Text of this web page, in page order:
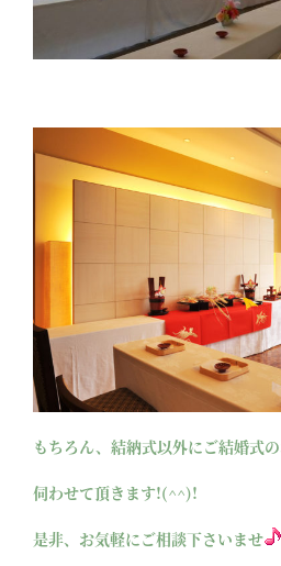
もちろん、結納式以外にご結婚式
伺わせて頂きます!(^^)!
是非、お気軽にご相談下さいませ